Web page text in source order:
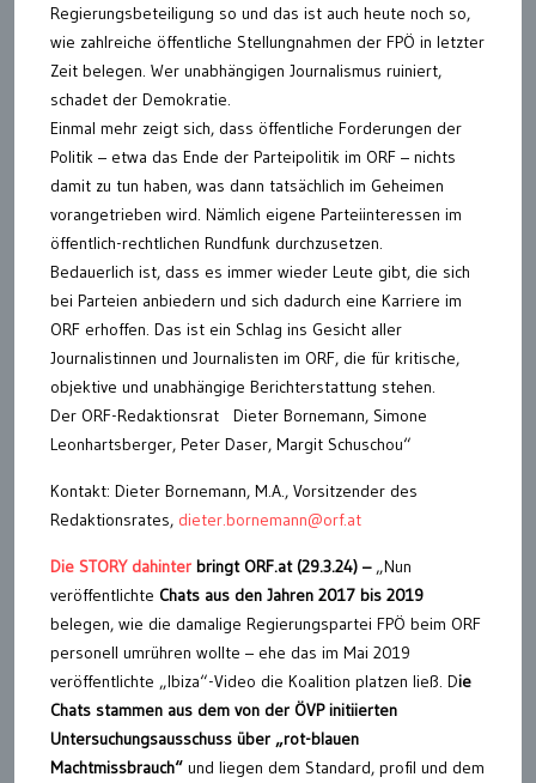
Regierungsbeteiligung so und das ist auch heute noch so,
wie zahlreiche öffentliche Stellungnahmen der FPÖ in letzter
Zeit belegen. Wer unabhängigen Journalismus ruiniert,
schadet der Demokratie.
Einmal mehr zeigt sich, dass öffentliche Forderungen der
Politik – etwa das Ende der Parteipolitik im ORF – nichts
damit zu tun haben, was dann tatsächlich im Geheimen
vorangetrieben wird. Nämlich eigene Parteiinteressen im
öffentlich-rechtlichen Rundfunk durchzusetzen.
Bedauerlich ist, dass es immer wieder Leute gibt, die sich
bei Parteien anbiedern und sich dadurch eine Karriere im
ORF erhoffen. Das ist ein Schlag ins Gesicht aller
Journalistinnen und Journalisten im ORF, die für kritische,
objektive und unabhängige Berichterstattung stehen.
Der ORF-Redaktionsrat Dieter Bornemann, Simone
Leonhartsberger, Peter Daser, Margit Schuschou“
Kontakt: Dieter Bornemann, M.A., Vorsitzender des
Redaktionsrates, dieter.bornemann@orf.at
Die STORY dahinter bringt ORF.at (29.3.24) – „Nun
veröffentlichte Chats aus den Jahren 2017 bis 2019
belegen, wie die damalige Regierungspartei FPÖ beim ORF
personell umrühren wollte – ehe das im Mai 2019
veröffentlichte „Ibiza“-Video die Koalition platzen ließ. Die
Chats stammen aus dem von der ÖVP initiierten
Untersuchungsausschuss über „rot-blauen
Machtmissbrauch“ und liegen dem Standard, profil und dem